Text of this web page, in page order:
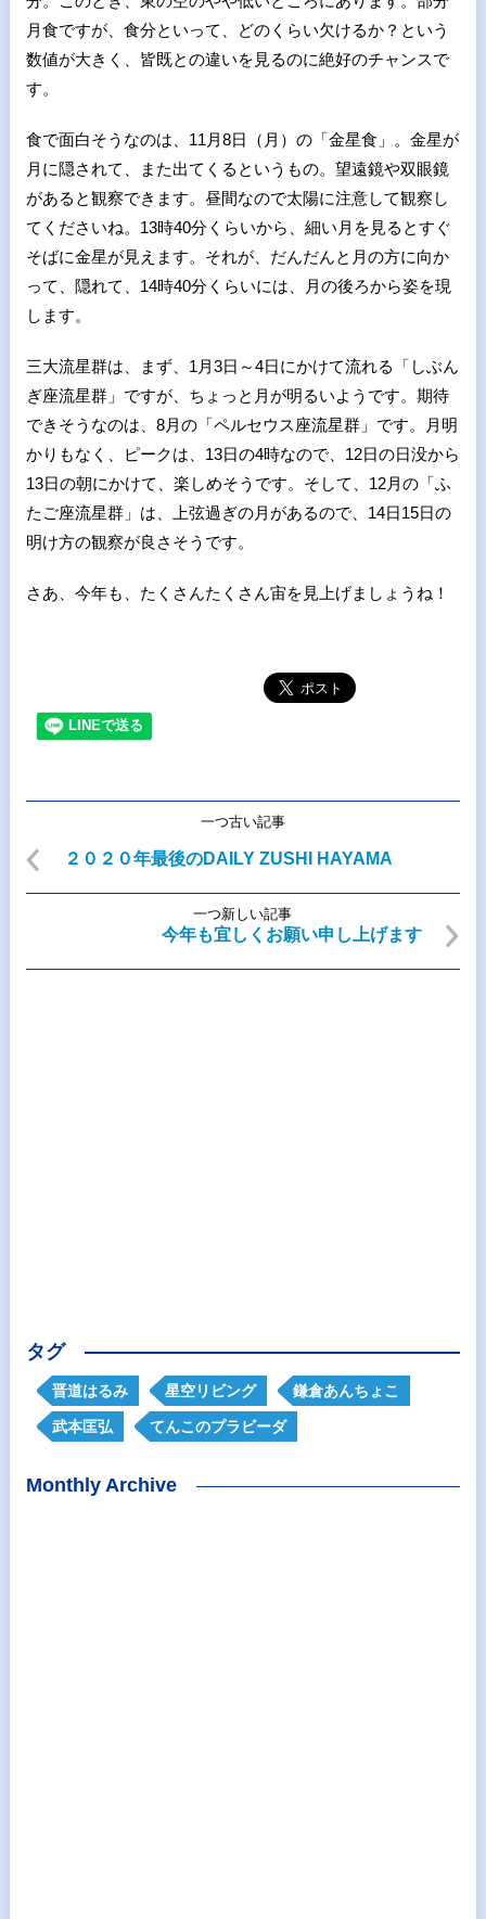
月食ですが、食分といって、どのくらい欠けるか？という
数値が大きく、皆既との違いを見るのに絶好のチャンスで
す。
食で面白そうなのは、11月8日（月）の「金星食」。金星が
月に隠されて、また出てくるというもの。望遠鏡や双眼鏡
があると観察できます。昼間なので太陽に注意して観察し
てくださいね。13時40分くらいから、細い月を見るとすぐ
そばに金星が見えます。それが、だんだんと月の方に向か
って、隠れて、14時40分くらいには、月の後ろから姿を現
します。
三大流星群は、まず、1月3日～4日にかけて流れる「しぶん
ぎ座流星群」ですが、ちょっと月が明るいようです。期待
できそうなのは、8月の「ペルセウス座流星群」です。月明
かりもなく、ピークは、13日の4時なので、12日の日没から
13日の朝にかけて、楽しめそうです。そして、12月の「ふ
たご座流星群」は、上弦過ぎの月があるので、14日15日の
明け方の観察が良さそうです。
さあ、今年も、たくさんたくさん宙を見上げましょうね！
一つ古い記事
２０２０年最後のDAILY ZUSHI HAYAMA
一つ新しい記事
今年も宜しくお願い申し上げます
タグ
晋道はるみ 星空リビング 鎌倉あんちょこ
武本匡弘 てんこのプラビーダ
Monthly Archive